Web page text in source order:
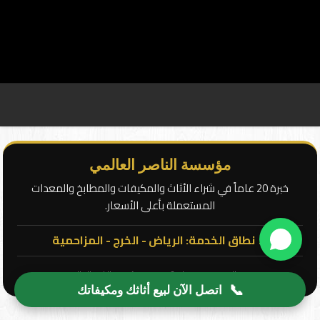
مؤسسة الناصر العالمي
خبرة 20 عاماً في شراء الأثاث والمكيفات والمطابخ والمعدات
المستعملة بأعلى الأسعار.
📍 نطاق الخدمة: الرياض - الخرج - المزاحمية
جميع الحقوق محفوظة © 2026 | مؤسسة الناصر العالمي
📞 اتصل الآن لبيع أثاثك ومكيفاتك